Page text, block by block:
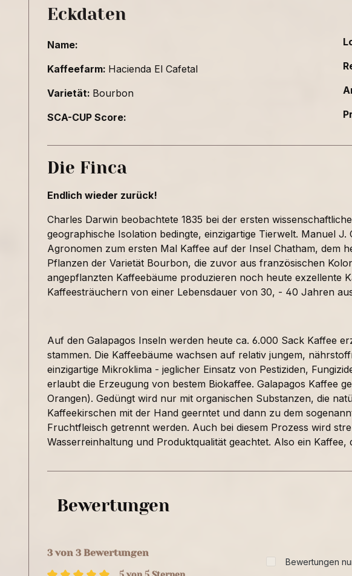
Eckdaten
Name:
Kaffeefarm: Hacienda El Cafetal
Varietät: Bourbon
SCA-CUP Score:
Die Finca
Endlich wieder zurück!
Charles Darwin beobachtete 1835 bei der ersten
geographische Isolation bedingte, einzigartige Tierwelt. Manuel
Agronomen zum ersten Mal Kaffee auf der Insel Chatham, dem
Pflanzen der Varietät Bourbon, die zuvor aus französischen
angepflanzten Kaffeebäume produzieren noch heute exzellente
Kaffeesträuchern von einer Lebensdauer von 30, - 40 Jahren
Auf den Galapagos Inseln werden heute ca. 6.000 Sack Kaffee
stammen. Die Kaffeebäume wachsen auf relativ jungem,
einzigartige Mikroklima - jeglicher Einsatz von Pestiziden,
erlaubt die Erzeugung von bestem Biokaffee. Galapagos Kaffee
Orangen). Gedüngt wird nur mit organischen Substanzen, die
Kaffeekirschen mit der Hand geerntet und dann zu dem
Fruchtfleisch getrennt werden. Auch bei diesem Prozess wird
Wasserreinhaltung und Produktqualität geachtet. Also ein
Bewertungen
3 von 3 Bewertungen
Bewertungen